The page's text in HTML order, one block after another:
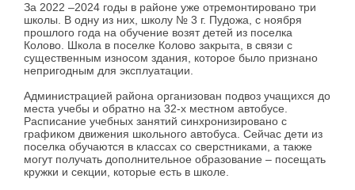
За 2022 –2024 годы в районе уже отремонтировано три
школы. В одну из них, школу № 3 г. Пудожа, с ноября
прошлого года на обучение возят детей из поселка
Колово. Школа в поселке Колово закрыта, в связи с
существенным износом здания, которое было признано
непригодным для эксплуатации.
Администрацией района организован подвоз учащихся до
места учебы и обратно на 32-х местном автобусе.
Расписание учебных занятий синхронизировано с
графиком движения школьного автобуса. Сейчас дети из
поселка обучаются в классах со сверстниками, а также
могут получать дополнительное образование – посещать
кружки и секции, которые есть в школе.